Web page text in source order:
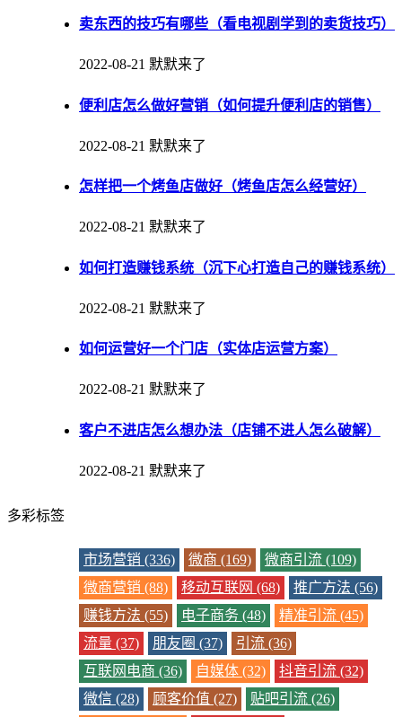
卖东西的技巧有哪些（看电视剧学到的卖货技巧）
2022-08-21 默默来了
便利店怎么做好营销（如何提升便利店的销售）
2022-08-21 默默来了
怎样把一个烤鱼店做好（烤鱼店怎么经营好）
2022-08-21 默默来了
如何打造赚钱系统（沉下心打造自己的赚钱系统）
2022-08-21 默默来了
如何运营好一个门店（实体店运营方案）
2022-08-21 默默来了
客户不进店怎么想办法（店铺不进人怎么破解）
2022-08-21 默默来了
多彩标签
市场营销 (336) 微商 (169)
微商引流 (109)
微商营销 (88)
移动互联网 (68)
推广方法 (56)
赚钱方法 (55)
电子商务 (48)
精准引流 (45)
流量 (37)
朋友圈 (37)
引流 (36)
互联网电商 (36)
自媒体 (32)
抖音引流 (32)
微信 (28)
顾客价值 (27) 贴吧引流 (26)